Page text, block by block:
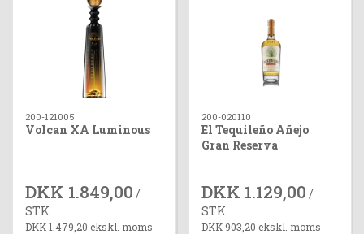
200-121005
Volcan XA Luminous
DKK 1.849,00 /
STK
DKK 1.479,20 ekskl. moms
200-020110
El Tequileño Añejo
Gran Reserva
DKK 1.129,00 /
STK
DKK 903,20 ekskl. moms